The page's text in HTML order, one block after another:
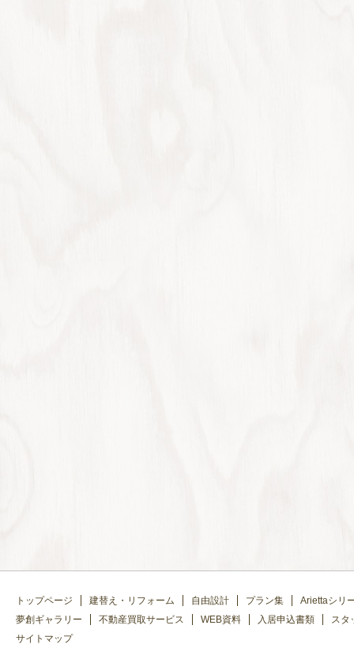
トップページ 建替え・リフォーム 自由設計 プラン集
Ariettaシリ
夢創ギャラリー
不動産買取サービス WEB資料 入居申込書類
スタ
サイトマップ